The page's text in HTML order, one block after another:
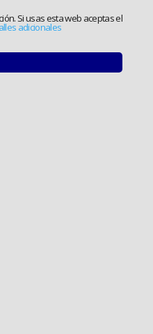
Si usas esta web aceptas el
adicionales